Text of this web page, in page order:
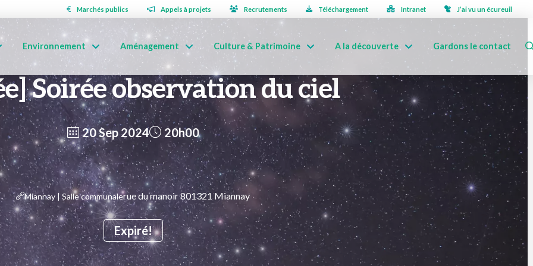
Marchés publics Appels à projets Recrutements Téléchargement Intranet J’ai vu un écureuil
Environnement Aménagement Culture & Patrimoine A la découverte Gardons le contact
Soirée observation du ciel
20 Sep 2024
Expiré!
20h00
Miannay | Salle communalerue du manoir 801321 Miannay